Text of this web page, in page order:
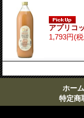
アプリコ
1,793円(
ホーム
特定商